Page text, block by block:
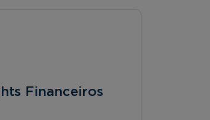
Financeiros